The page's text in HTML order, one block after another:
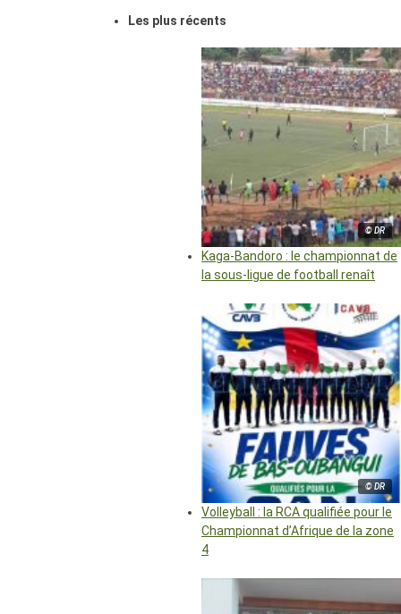
Les plus récents
© DR
Kaga-Bandoro : le championnat de
la sous-ligue de football renaît
© DR
Volleyball : la RCA qualifiée pour le
Championnat d’Afrique de la zone
4